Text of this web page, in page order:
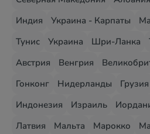
Индия
Украина - Карпаты
Тунис
Украина Шри-Ланка
Австрия
Венгрия
Гонконг
Нидерланды Грузия
Индонезия
Израиль
Латвия
Мальта Марокко